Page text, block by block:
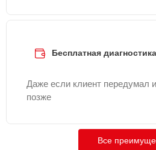
Бесплатная диагностика
Даже если клиент передумал
позже
Все